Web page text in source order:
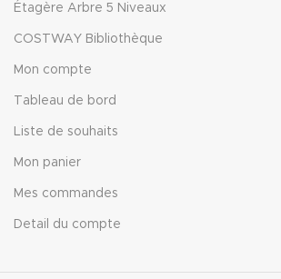
Étagère Arbre 5 Niveaux
COSTWAY Bibliothèque
Mon compte
Tableau de bord
Liste de souhaits
Mon panier
Mes commandes
Detail du compte